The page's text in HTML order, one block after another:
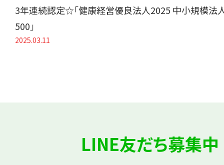
3年連続認定☆「健康経営優良法人2025 中小規模法
500」
2025.03.11
LINE友だち募集中